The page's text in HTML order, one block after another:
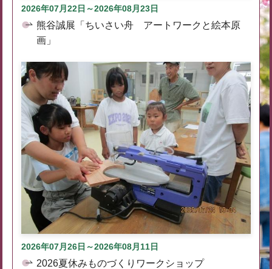
2026年07月22日～2026年08月23日
熊谷誠展「ちいさい舟 アートワークと絵本原
画」
2026年07月26日～2026年08月11日
2026夏休みものづくりワークショップ